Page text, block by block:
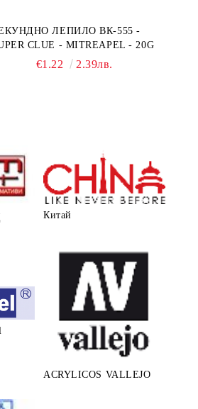
ЛЕПИЛО ВК-555 -
CLUE - MITREAPEL - 20G
€1.22 2.39лв.
Китай
ACRYLICOS VALLEJO